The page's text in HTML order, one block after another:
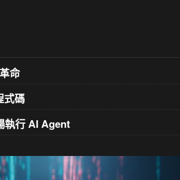
命
式碼
執行 AI Agent